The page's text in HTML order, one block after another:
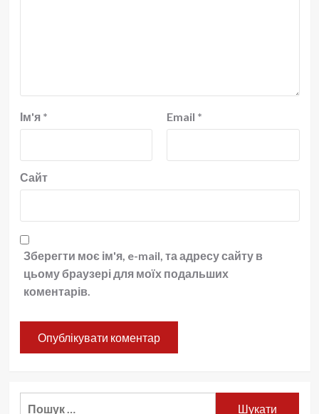
Ім'я * Email *
Сайт
Зберегти моє ім'я, e-mail, та адресу сайту в
цьому браузері для моїх подальших
коментарів.